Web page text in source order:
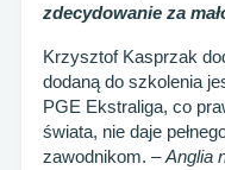
zdecydowanie za
Krzysztof Kasprzak
dodaną do szkolenia
PGE Ekstraliga, co
świata, nie daje
zawodnikom. –Anglia